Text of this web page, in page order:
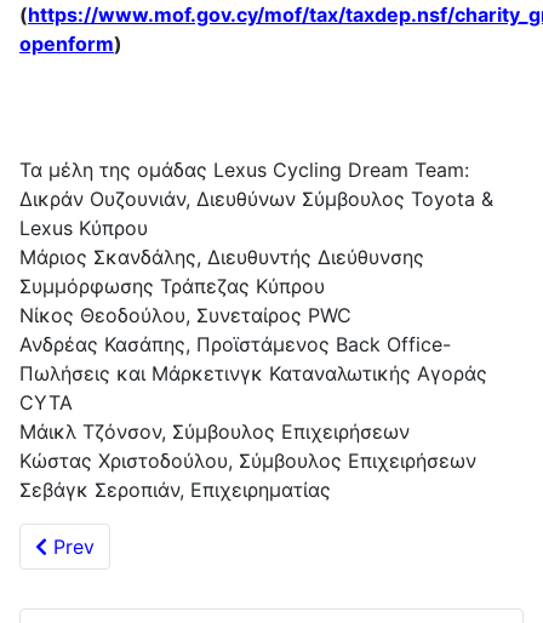
(https://www.mof.gov.cy/mof/tax/taxdep.nsf/
openform)
Τα μέλη της ομάδας Lexus Cycling Dream Team:
Δικράν Ουζουνιάν, Διευθύνων Σύμβουλος Toyota &
Lexus Κύπρου
Μάριος Σκανδάλης, Διευθυντής Διεύθυνσης
Συμμόρφωσης Τράπεζας Κύπρου
Νίκος Θεοδούλου, Συνεταίρος PWC
Ανδρέας Κασάπης, Προϊστάμενος Back Office-
Πωλήσεις και Μάρκετινγκ Καταναλωτικής Αγοράς
CYTA
Μάικλ Τζόνσον, Σύμβουλος Επιχειρήσεων
Κώστας Χριστοδούλου, Σύμβουλος Επιχειρήσεων
Σεβάγκ Σεροπιάν, Επιχειρηματίας
Previous article: Marathon of Hope & Love: Cyprus
Prev